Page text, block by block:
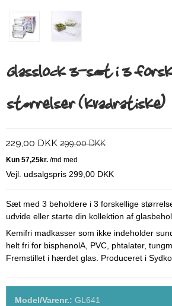
Glasslock 3-sæt i 3
størrelser (kvadratiske)
229,00 DKK 299,00 DKK
Vejl. udsalgspris 299,00 DKK
Sæt med 3 beholdere i 3 forskellige
udvide eller starte din kollektion af
Kemifri madkasser som ikke indeholder
helt fri for bisphenolA, PVC, phtalater,
Fremstillet i hærdet glas. Produceret i
Model/Varenr.: GL641